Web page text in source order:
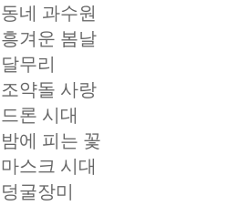
동네 과수원
흥겨운 봄날
달무리
조약돌 사랑
드론 시대
밤에 피는 꽃
마스크 시대
덩굴장미